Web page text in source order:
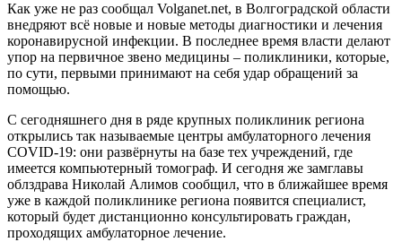
Как уже не раз сообщал Volganet.net, в Волгоградской области
внедряют всё новые и новые методы диагностики и лечения
коронавирусной инфекции. В последнее время власти делают
упор на первичное звено медицины – поликлиники, которые,
по сути, первыми принимают на себя удар обращений за
помощью.
С сегодняшнего дня в ряде крупных поликлиник региона
открылись так называемые центры амбулаторного лечения
COVID-19: они развёрнуты на базе тех учреждений, где
имеется компьютерный томограф. И сегодня же замглавы
облздрава Николай Алимов сообщил, что в ближайшее время
уже в каждой поликлинике региона появится специалист,
который будет дистанционно консультировать граждан,
проходящих амбулаторное лечение.